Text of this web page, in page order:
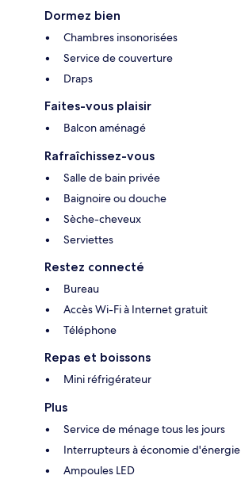
Dormez bien
Chambres insonorisées
Service de couverture
Draps
Faites-vous plaisir
Balcon aménagé
Rafraîchissez-vous
Salle de bain privée
Baignoire ou douche
Sèche-cheveux
Serviettes
Restez connecté
Bureau
Accès Wi-Fi à Internet gratuit
Téléphone
Repas et boissons
Mini réfrigérateur
Plus
Service de ménage tous les jours
Interrupteurs à économie d'énergie
Ampoules LED